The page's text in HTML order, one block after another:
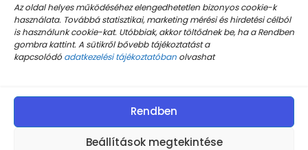
Az oldal helyes működéséhez elengedhetetlen bizonyos cookie-k
használata. Továbbá statisztikai, marketing mérési és hirdetési célból
is használunk cookie-kat. Utóbbiak, akkor töltődnek be, ha a Rendben
gombra kattint. A sütikről bővebb tájékoztatást a
kapcsolódó adatkezelési tájékoztatóban olvashat
Rendben
Beállítások megtekintése
Specifikáció:
Áramforrás: AC
Töltő típus: Sortöltő
Töltőcsatlakozó: 1 x M12, 1 x M18